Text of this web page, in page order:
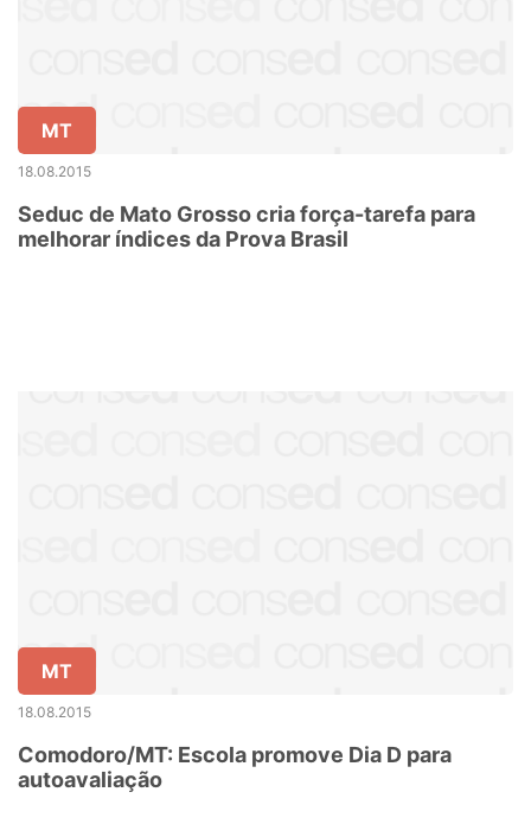
MT
18.08.2015
Seduc de Mato Grosso cria força-tarefa para
melhorar índices da Prova Brasil
MT
18.08.2015
Comodoro/MT: Escola promove Dia D para
autoavaliação